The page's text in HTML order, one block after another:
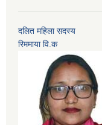
दलित महिला सदस्य
रिममाया वि.क